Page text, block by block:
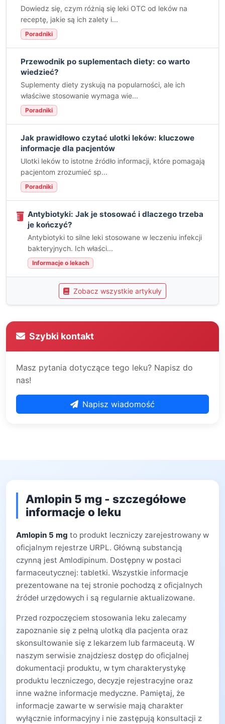
Dowiedz się, czym różnią się leki OTC od leków na
receptę, jakie są ich zalety i...
Poradniki
Przewodnik po suplementach diety: co warto
wiedzieć?
Suplementy diety zyskują na popularności, ale ich
właściwe stosowanie wymaga wie...
Poradniki
Jak prawidłowo czytać ulotki leków: kluczowe
informacje dla pacjentów
Ulotki leków to istotne źródło informacji, które pomagają
pacjentom zrozumieć sp...
Poradniki
Antybiotyki: Jak je stosować i dlaczego trzeba
je kończyć?
Antybiotyki to silne leki stosowane w leczeniu infekcji
bakteryjnych. Ich właści...
Informacje o lekach
Zobacz wszystkie artykuły
Szybki kontakt
Masz pytania dotyczące tego leku? Napisz do
nas!
Napisz wiadomość
Amlopin 5 mg - szczegółowe
informacje o leku
Amlopin 5 mg to produkt leczniczy zarejestrowany w
oficjalnym rejestrze URPL. Główną substancją
czynną jest Amlodipinum. Dostępny w postaci
farmaceutycznej: tabletki. Wszystkie informacje
prezentowane na tej stronie pochodzą z oficjalnych
źródeł urzędowych i są regularnie aktualizowane.
Przed rozpoczęciem stosowania leku zalecamy
zapoznanie się z pełną ulotką dla pacjenta oraz
skonsultowanie się z lekarzem lub farmaceutą. W
naszym serwisie znajdziesz dostęp do oficjalnej
dokumentacji produktu, w tym charakterystykę
produktu leczniczego, decyzje rejestracyjne oraz
inne ważne informacje medyczne. Pamiętaj, że
informacje zawarte w serwisie mają charakter
wyłącznie informacyjny i nie zastępują konsultacji z